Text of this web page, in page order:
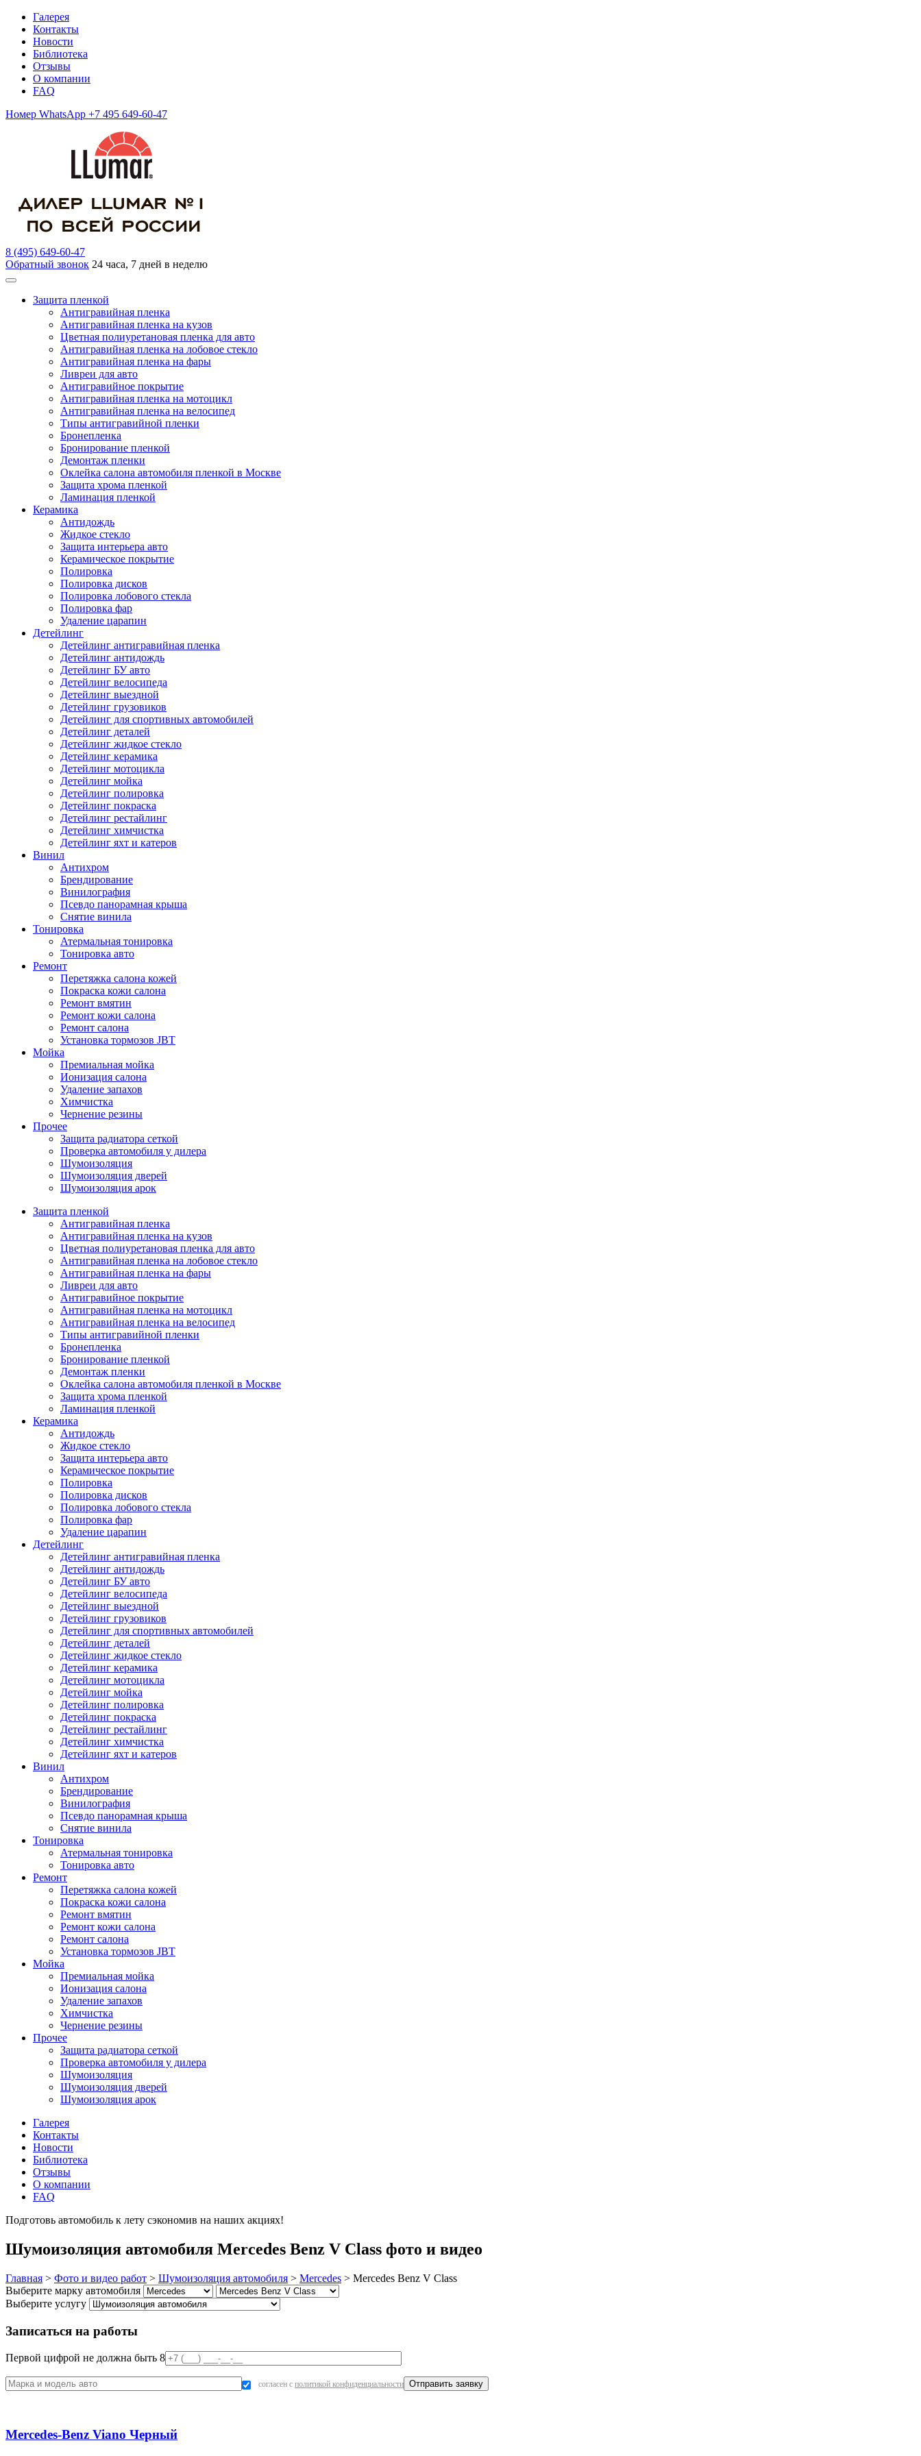
Галерея
Контакты
Новости
Библиотека
Отзывы
О компании
FAQ
Номер WhatsApp +7 495 649-60-47
8 (495) 649-60-47
Обратный звонок 24 часа, 7 дней в неделю
Защита пленкой
Антигравийная пленка
Антигравийная пленка на кузов
Цветная полиуретановая пленка для авто
Антигравийная пленка на лобовое стекло
Антигравийная пленка на фары
Ливреи для авто
Антигравийное покрытие
Антигравийная пленка на мотоцикл
Антигравийная пленка на велосипед
Типы антигравийной пленки
Бронепленка
Бронирование пленкой
Демонтаж пленки
Оклейка салона автомобиля пленкой в Москве
Защита хрома пленкой
Ламинация пленкой
Керамика
Антидождь
Жидкое стекло
Защита интерьера авто
Керамическое покрытие
Полировка
Полировка дисков
Полировка лобового стекла
Полировка фар
Удаление царапин
Детейлинг
Детейлинг антигравийная пленка
Детейлинг антидождь
Детейлинг БУ авто
Детейлинг велосипеда
Детейлинг выездной
Детейлинг грузовиков
Детейлинг для спортивных автомобилей
Детейлинг деталей
Детейлинг жидкое стекло
Детейлинг керамика
Детейлинг мотоцикла
Детейлинг мойка
Детейлинг полировка
Детейлинг покраска
Детейлинг рестайлинг
Детейлинг химчистка
Детейлинг яхт и катеров
Винил
Антихром
Брендирование
Винилография
Псевдо панорамная крыша
Снятие винила
Тонировка
Атермальная тонировка
Тонировка авто
Ремонт
Перетяжка салона кожей
Покраска кожи салона
Ремонт вмятин
Ремонт кожи салона
Ремонт салона
Установка тормозов JBT
Мойка
Премиальная мойка
Ионизация салона
Удаление запахов
Химчистка
Чернение резины
Прочее
Защита радиатора сеткой
Проверка автомобиля у дилера
Шумоизоляция
Шумоизоляция дверей
Шумоизоляция арок
Защита пленкой
Антигравийная пленка
Антигравийная пленка на кузов
Цветная полиуретановая пленка для авто
Антигравийная пленка на лобовое стекло
Антигравийная пленка на фары
Ливреи для авто
Антигравийное покрытие
Антигравийная пленка на мотоцикл
Антигравийная пленка на велосипед
Типы антигравийной пленки
Бронепленка
Бронирование пленкой
Демонтаж пленки
Оклейка салона автомобиля пленкой в Москве
Защита хрома пленкой
Ламинация пленкой
Керамика
Антидождь
Жидкое стекло
Защита интерьера авто
Керамическое покрытие
Полировка
Полировка дисков
Полировка лобового стекла
Полировка фар
Удаление царапин
Детейлинг
Детейлинг антигравийная пленка
Детейлинг антидождь
Детейлинг БУ авто
Детейлинг велосипеда
Детейлинг выездной
Детейлинг грузовиков
Детейлинг для спортивных автомобилей
Детейлинг деталей
Детейлинг жидкое стекло
Детейлинг керамика
Детейлинг мотоцикла
Детейлинг мойка
Детейлинг полировка
Детейлинг покраска
Детейлинг рестайлинг
Детейлинг химчистка
Детейлинг яхт и катеров
Винил
Антихром
Брендирование
Винилография
Псевдо панорамная крыша
Снятие винила
Тонировка
Атермальная тонировка
Тонировка авто
Ремонт
Перетяжка салона кожей
Покраска кожи салона
Ремонт вмятин
Ремонт кожи салона
Ремонт салона
Установка тормозов JBT
Мойка
Премиальная мойка
Ионизация салона
Удаление запахов
Химчистка
Чернение резины
Прочее
Защита радиатора сеткой
Проверка автомобиля у дилера
Шумоизоляция
Шумоизоляция дверей
Шумоизоляция арок
Галерея
Контакты
Новости
Библиотека
Отзывы
О компании
FAQ
Подготовь автомобиль к лету сэкономив на наших акциях!
Шумоизоляция автомобиля Mercedes Benz V Class фото и видео
Главная > Фото и видео работ > Шумоизоляция автомобиля > Mercedes > Mercedes Benz V Class
Выберите марку автомобиля
Выберите услугу
Записаться на работы
Первой цифрой не должна быть 8
согласен с политикой конфиденциальности
Mercedes-Benz Viano Черный